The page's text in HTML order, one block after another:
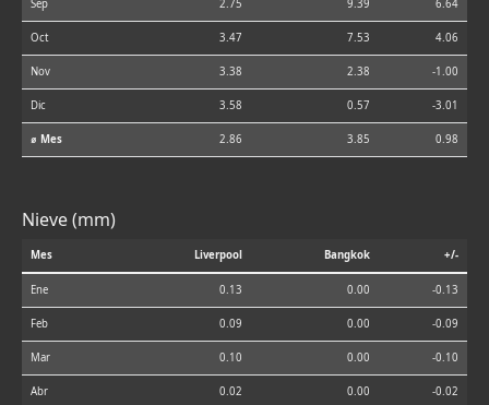
Sep 2.75 9.39 6.64
Oct 3.47 7.53 4.06
Nov 3.38 2.38 -1.00
Dic 3.58 0.57 -3.01
⌀ Mes 2.86 3.85 0.98
Nieve (mm)
Mes Liverpool Bangkok +/-
Ene 0.13 0.00 -0.13
Feb 0.09 0.00 -0.09
Mar 0.10 0.00 -0.10
Abr 0.02 0.00 -0.02